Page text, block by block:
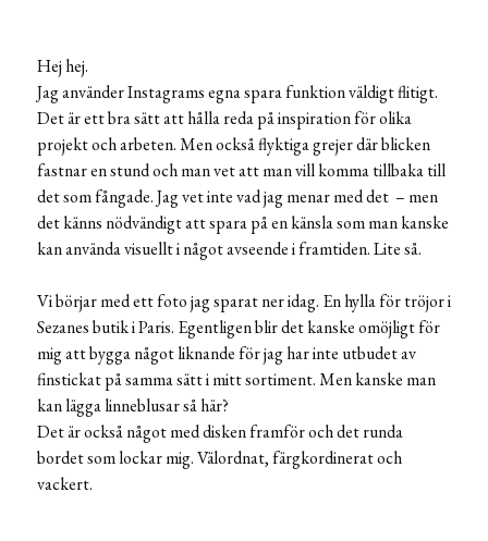
Hej hej.
Jag använder Instagrams egna spara funktion väldigt flitigt.
Det är ett bra sätt att hålla reda på inspiration för olika
projekt och arbeten. Men också flyktiga grejer där blicken
fastnar en stund och man vet att man vill komma tillbaka till
det som fångade. Jag vet inte vad jag menar med det – men
det känns nödvändigt att spara på en känsla som man kanske
kan använda visuellt i något avseende i framtiden. Lite så.
Vi börjar med ett foto jag sparat ner idag. En hylla för tröjor i
Sezanes butik i Paris. Egentligen blir det kanske omöjligt för
mig att bygga något liknande för jag har inte utbudet av
finstickat på samma sätt i mitt sortiment. Men kanske man
kan lägga linneblusar så här?
Det är också något med disken framför och det runda
bordet som lockar mig. Välordnat, färgkordinerat och
vackert.